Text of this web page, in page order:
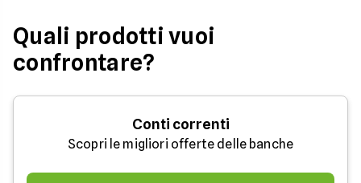
Quali prodotti vuoi
confrontare?
Conti correnti
Scopri le migliori offerte delle banche